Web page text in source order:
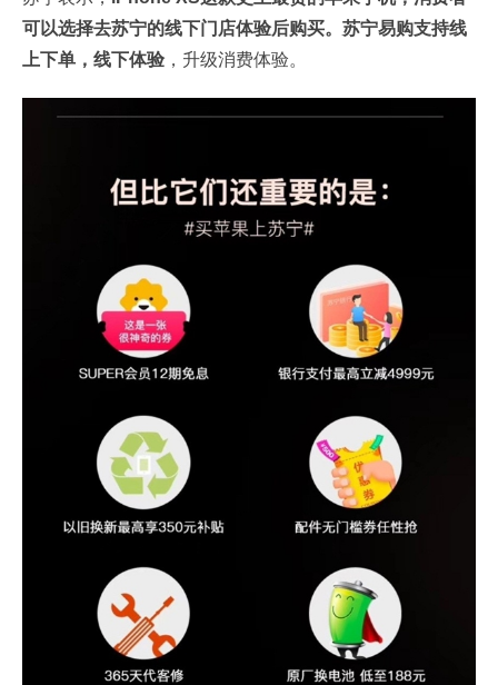
可以选择去苏宁的线下门店体验后购买。苏宁易购支持线
上下单，线下体验 ，升级消费体验。